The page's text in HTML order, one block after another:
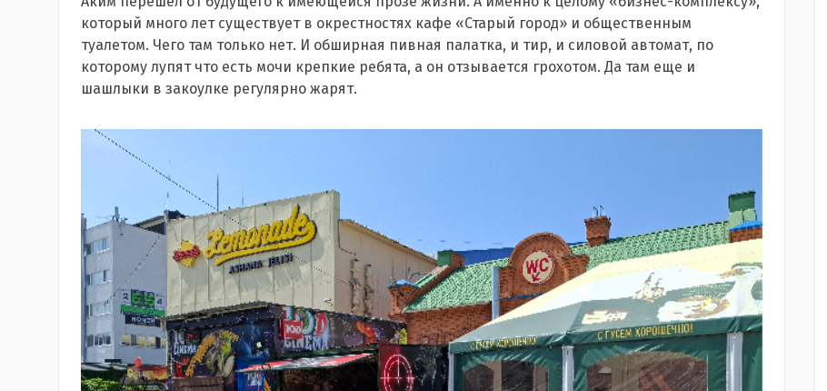
который много лет существует в окрестностях кафе «Старый город» и общественным
туалетом. Чего там только нет. И обширная пивная палатка, и тир, и силовой автомат, по
которому лупят что есть мочи крепкие ребята, а он отзывается грохотом. Да там еще и
шашлыки в закоулке регулярно жарят.